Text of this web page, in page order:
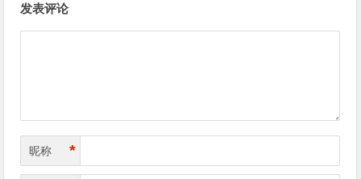
发表评论
昵称 *